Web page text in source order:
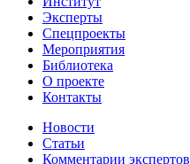
Эксперты
Спецпроекты
Мероприятия
Библиотека
О проекте
Контакты
Новости
Статьи
Комментарии экспертов